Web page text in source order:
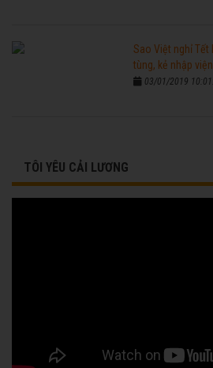
Sao Việt nghỉ Tết
tùng, kẻ nhập viện
03/01/2019
TÔI YÊU CẢI LƯƠNG